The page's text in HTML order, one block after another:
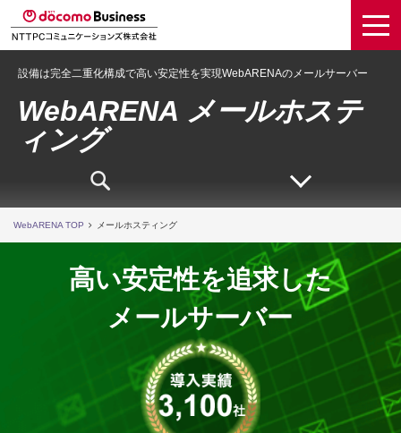
設備は完全二重化構成で高い安定性を実現WebARENAのメールサーバー
WebARENA メールホステ
ィング
WebARENA TOP メールホスティング
高い安定性を追求した
メールサーバー